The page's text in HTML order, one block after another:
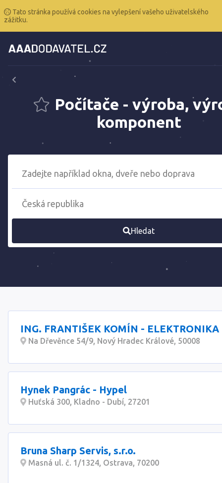
Tato stránka používá cookies na vylepšení vašeho uživatelského
zážitku.
Počítače - výroba,
komponent
Hledat
ING. FRANTIŠEK KOMÍN - ELEKTRONIKA
Na Dřevěnce 54/9, Nový Hradec Králové, 50008
Hynek Pangrác - Hypel
Huťská 300, Kladno - Dubí, 27201
Bruna Sharp Servis, s.r.o.
Masná ul. č. 1/1324, Ostrava, 70200